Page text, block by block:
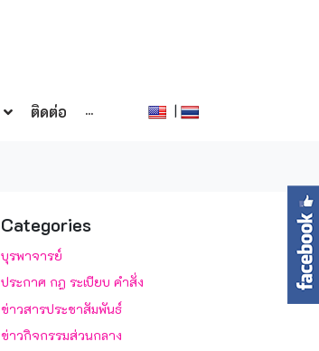
ติดต่อ ··· |
Categories
บุรพาจารย์
ประกาศ กฎ ระเบียบ คำสั่ง
ข่าวสารประชาสัมพันธ์
ข่าวกิจกรรมส่วนกลาง